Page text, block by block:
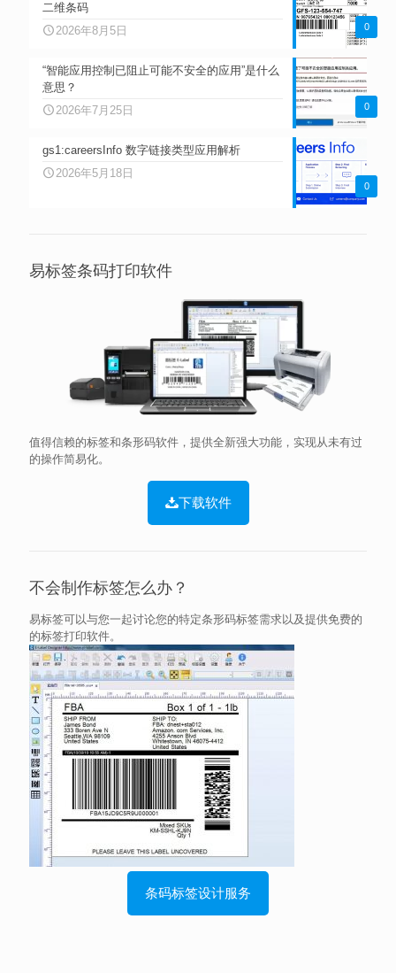
0
二维条码
2026年8月5日
0
“智能应用控制已阻止可能不安全的应用”是什么
意思？
2026年7月25日
0
gs1:careersInfo 数字链接类型应用解析
2026年5月18日
易标签条码打印软件
值得信赖的标签和条形码软件，提供全新强大功能，实现从未有过
的操作简易化。
下载软件
不会制作标签怎么办？
易标签可以与您一起讨论您的特定条形码标签需求以及提供免费的
的标签打印软件。
条码标签设计服务